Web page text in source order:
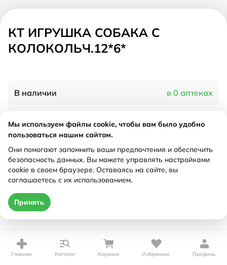
КТ ИГРУШКА СОБАКА С
КОЛОКОЛЬЧ.12*6*
В наличии в 0 аптеках
Характеристики
Рецепт Не требуется
Цена действительна только при оформлении онлайн
Главная Каталог Корзина Избранное Профиль
Мы используем файлы cookie, чтобы вам было удобно
пользоваться нашим сайтом.
Они помогают запомнить ваши предпочтения и обеспечить
безопасность данных. Вы можете управлять настройками
cookie в своем браузере. Оставаясь на сайте, вы
соглашаетесь с их использованием.
Принять